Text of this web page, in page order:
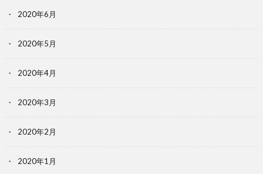
2020年6月
2020年5月
2020年4月
2020年3月
2020年2月
2020年1月